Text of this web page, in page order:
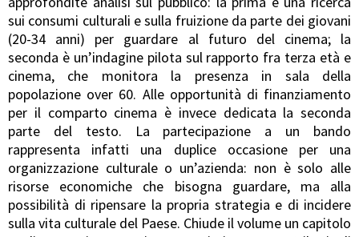
sui consumi culturali e sulla fruizione da parte dei giovani
(20-34 anni) per guardare al futuro del cinema; la
seconda è un’indagine pilota sul rapporto fra terza età e
cinema, che monitora la presenza in sala della
popolazione over 60. Alle opportunità di finanziamento
per il comparto cinema è invece dedicata la seconda
parte del testo. La partecipazione a un bando
rappresenta infatti una duplice occasione per una
organizzazione culturale o un’azienda: non è solo alle
risorse economiche che bisogna guardare, ma alla
possibilità di ripensare la propria strategia e di incidere
sulla vita culturale del Paese. Chiude il volume un capitolo